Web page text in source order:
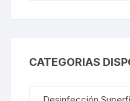
CATEGORIAS